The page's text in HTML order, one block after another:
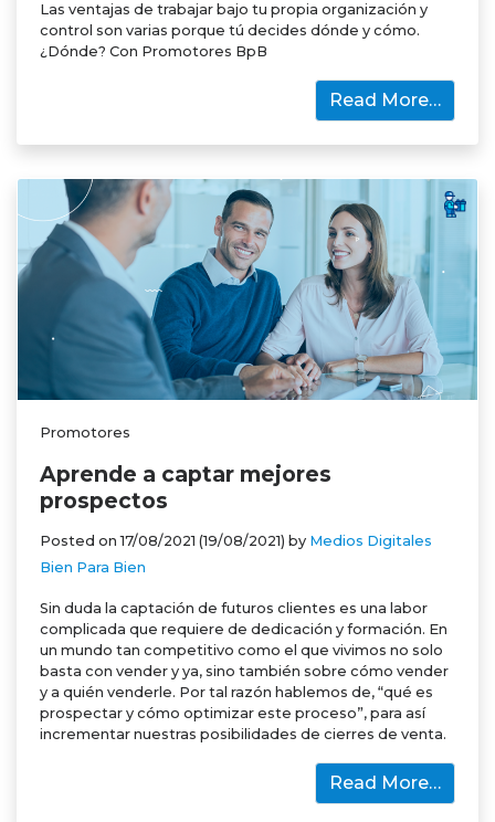
Las ventajas de trabajar bajo tu propia organización y
control son varias porque tú decides dónde y cómo.
¿Dónde? Con Promotores BpB
Read More…
Promotores
Aprende a captar mejores
prospectos
Posted on17/08/2021 (19/08/2021) by Medios Digitales
Bien Para Bien
Sin duda la captación de futuros clientes es una labor
complicada que requiere de dedicación y formación. En
un mundo tan competitivo como el que vivimos no solo
basta con vender y ya, sino también sobre cómo vender
y a quién venderle. Por tal razón hablemos de, “qué es
prospectar y cómo optimizar este proceso”, para así
incrementar nuestras posibilidades de cierres de venta.
Read More…